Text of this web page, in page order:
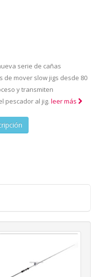
serie de cañas
de mover slow jigs desde 80
y transmiten
pescador al jig. leer más